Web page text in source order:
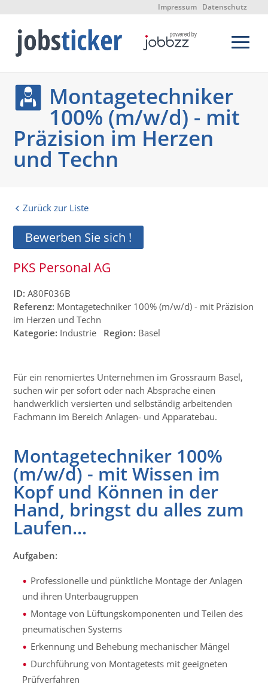
Impressum Datenschutz
Montagetechniker
100% (m/w/d) - mit
Präzision im Herzen
und Techn
Zurück zur Liste
Bewerben Sie sich !
PKS Personal AG
ID: A80F036B
Referenz: Montagetechniker 100% (m/w/d) - mit Präzision
im Herzen und Techn
Kategorie: Industrie Region: Basel
Für ein renomiertes Unternehmen im Grossraum Basel,
suchen wir per sofort oder nach Absprache einen
handwerklich versierten und selbständig arbeitenden
Fachmann im Bereich Anlagen- und Apparatebau.
Montagetechniker 100%
(m/w/d) - mit Wissen im
Kopf und Können in der
Hand, bringst du alles zum
Laufen...
Aufgaben:
Professionelle und pünktliche Montage der Anlagen
und ihren Unterbaugruppen
Montage von Lüftungskomponenten und Teilen des
pneumatischen Systems
Erkennung und Behebung mechanischer Mängel
Durchführung von Montagetests mit geeigneten
Prüfverfahren